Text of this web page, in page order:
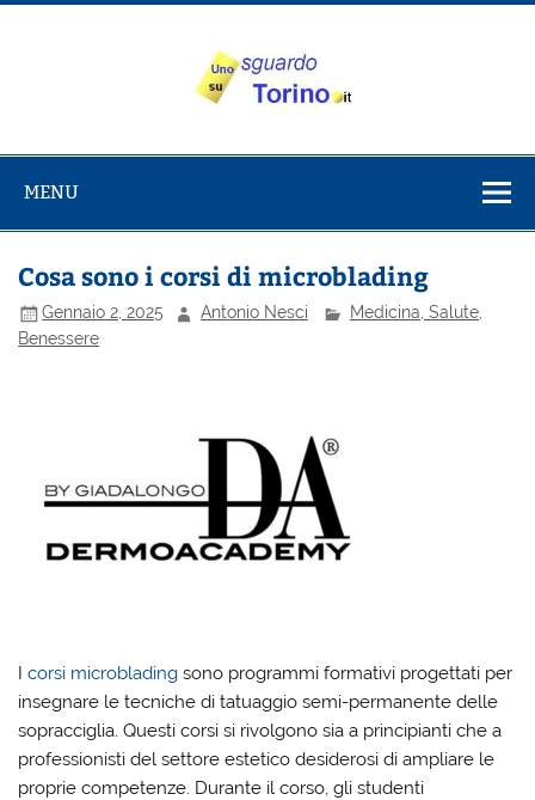
Salta
su Torino
MENU
Cosa sono i corsi di microblading
Gennaio 2, 2025 Antonio Nesci
Medicina, Salute,
Benessere
Icorsi microblading sono programmi formativi progettati per
insegnare le tecniche di tatuaggio semi-permanente delle
sopracciglia. Questi corsi si rivolgono sia a principianti che a
professionisti del settore estetico desiderosi di ampliare le
proprie competenze. Durante il corso, gli studenti